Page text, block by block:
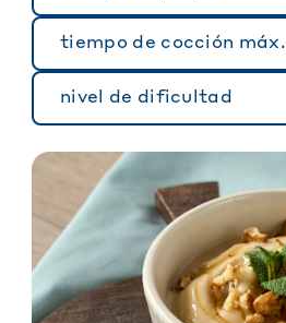
tiempo de cocción máx.
nivel de dificultad